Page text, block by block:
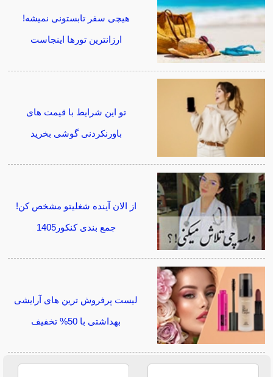
هیچی سفر تابستونی نمیشه!
ارزانترین تورها اینجاست
تو این شرایط با قیمت های
باورنکردنی گوشی بخرید
از الان آینده شغلیتو مشخص کن!
جمع بندی کنکور1405
لیست پرفروش ترین های آرایشی
بهداشتی با 50% تخفیف